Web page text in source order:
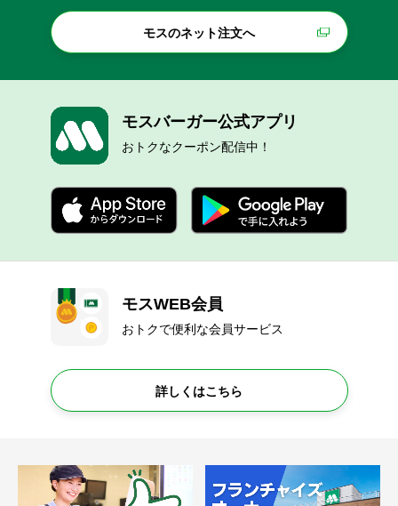
モスのネット注文へ
モスバーガー公式アプリ
おトクなクーポン配信中！
モスWEB会員
おトクで便利な会員サービス
詳しくはこちら